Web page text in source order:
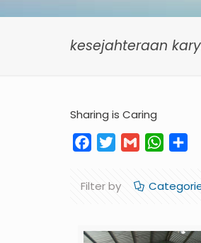
kesejahteraan
Sharing is Caring
FacebookTwitterGmail
Filter by